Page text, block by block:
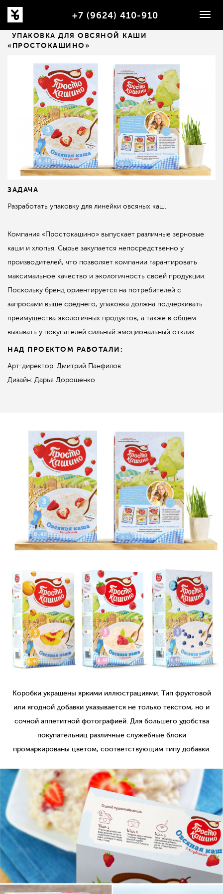
+7 (9624) 410-910
УПАКОВКА ДЛЯ ОВСЯНОЙ КАШИ
«ПРОСТОКАШИНО»
ЗАДАЧА
Разработать упаковку для линейки овсяных каш.
Компания «Простокашино» выпускает различные зерновые
каши и хлопья. Сырье закупается непосредственно у
производителей, что позволяет компании гарантировать
максимальное качество и экологичность своей продукции.
Поскольку бренд ориентируется на потребителей с
запросами выше среднего, упаковка должна подчеркивать
преимущества экологичных продуктов, а также в общем
вызывать у покупателей сильный эмоциональный отклик.
НАД ПРОЕКТОМ РАБОТАЛИ:
Арт-директор: Дмитрий Панфилов
Дизайн: Дарья Дорошенко
Коробки украшены яркими иллюстрациями. Тип фруктовой
или ягодной добавки указывается не только текстом, но и
сочной аппетитной фотографией. Для большего удобства
покупательниц различные служебные блоки
промаркированы цветом, соответствующим типу добавки.